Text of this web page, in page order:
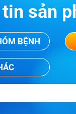
sản
BỆNH